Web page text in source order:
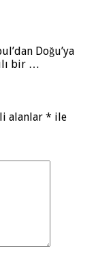
Doğu’ya
bir …
alanlar * ile